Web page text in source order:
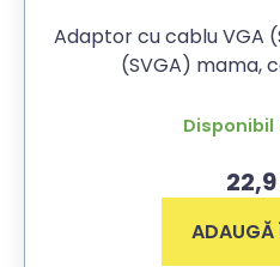
Adaptor cu cablu VGA
(SVGA) mama,
22,9
ADAUGĂ